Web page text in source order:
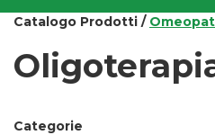
Catalogo Prodotti /
Categorie